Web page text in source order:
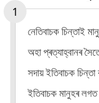
নেতিবাচক চিন্তাই
অহা প্ৰত্যাহ্বানৰ
সদায় ইতিবাচক
ইতিবাচক মানুহৰ